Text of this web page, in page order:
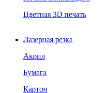
Цветная 3D печать
Лазерная резка
Акрил
Бумага
Картон